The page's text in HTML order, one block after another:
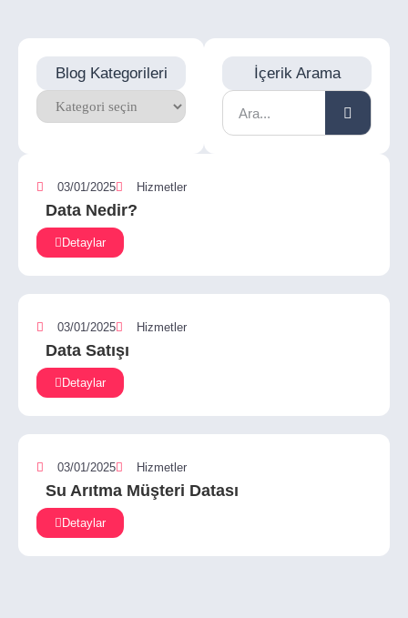
Blog Kategorileri İçerik Arama
03/01/2025 Hizmetler
Data Nedir?
Detaylar
03/01/2025 Hizmetler
Data Satışı
Detaylar
03/01/2025 Hizmetler
Su Arıtma Müşteri Datası
Detaylar